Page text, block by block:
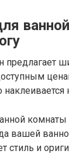
предлагает
вашей
стиль и